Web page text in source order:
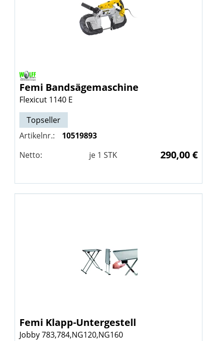
Femi Bandsägemaschine
Flexicut 1140 E
Topseller
Artikelnr.:
10519893
Netto:
je 1 STK 290,00 €
Femi Klapp-Untergestell
Jobby 783,784,NG120,NG160